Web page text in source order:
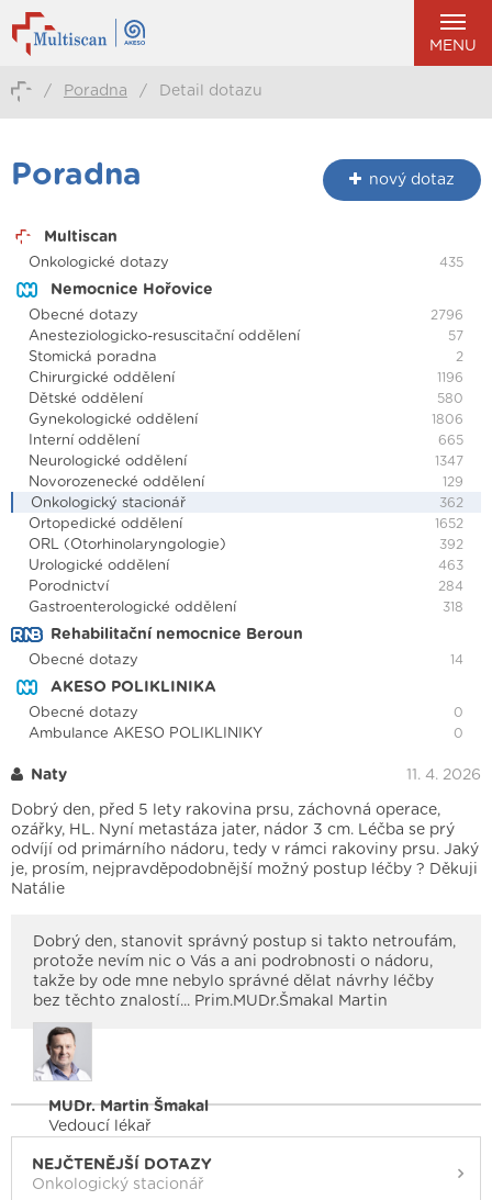
MENU
/ Poradna / Detail dotazu
Poradna nový dotaz
Multiscan
Onkologické dotazy 435
Nemocnice Hořovice
Obecné dotazy 2796
Anesteziologicko-resuscitační oddělení 57
Stomická poradna 2
Chirurgické oddělení 1196
Dětské oddělení 580
Gynekologické oddělení 1806
Interní oddělení 665
Neurologické oddělení 1347
Novorozenecké oddělení 129
Onkologický stacionář 362
Ortopedické oddělení 1652
ORL (Otorhinolaryngologie) 392
Urologické oddělení 463
Porodnictví 284
Gastroenterologické oddělení 318
Rehabilitační nemocnice Beroun
Obecné dotazy 14
AKESO POLIKLINIKA
Obecné dotazy 0
Ambulance AKESO POLIKLINIKY 0
Naty 11. 4. 2026
Dobrý den, před 5 lety rakovina prsu, záchovná operace,
ozářky, HL. Nyní metastáza jater, nádor 3 cm. Léčba se prý
odvíjí od primárního nádoru, tedy v rámci rakoviny prsu. Jaký
je, prosím, nejpravděpodobnější možný postup léčby ? Děkuji
Natálie
Dobrý den, stanovit správný postup si takto netroufám,
protože nevím nic o Vás a ani podrobnosti o nádoru,
takže by ode mne nebylo správné dělat návrhy léčby
bez těchto znalostí... Prim.MUDr.Šmakal Martin
MUDr. Martin Šmakal
Vedoucí lékař
NEJČTENĚJŠÍ DOTAZY
Onkologický stacionář